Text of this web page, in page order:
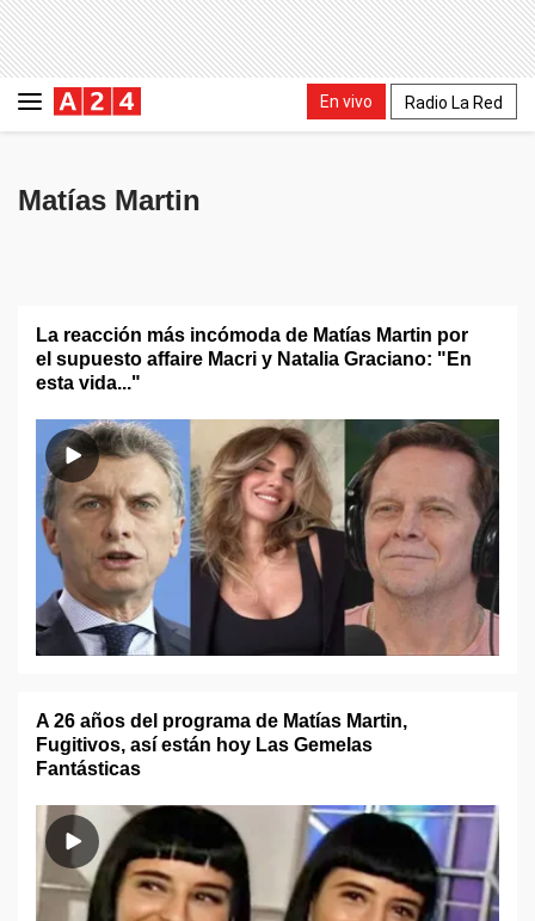
En vivo Radio La Red
Matías Martin
La reacción más incómoda de Matías Martin por
el supuesto affaire Macri y Natalia Graciano: "En
esta vida..."
A 26 años del programa de Matías Martin,
Fugitivos, así están hoy Las Gemelas
Fantásticas